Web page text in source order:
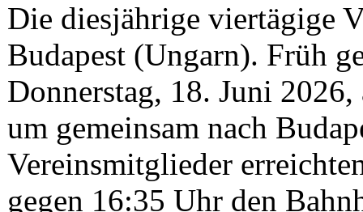
Die diesjährige viertägige
Budapest (Ungarn). Früh
Donnerstag, 18. Juni
um gemeinsam nach
Vereinsmitglieder
gegen 16:35 Uhr den